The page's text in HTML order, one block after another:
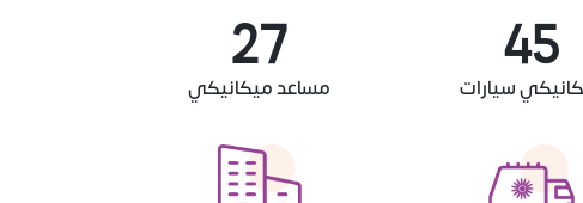
50سيارات 30
مساعد ميكانيكي